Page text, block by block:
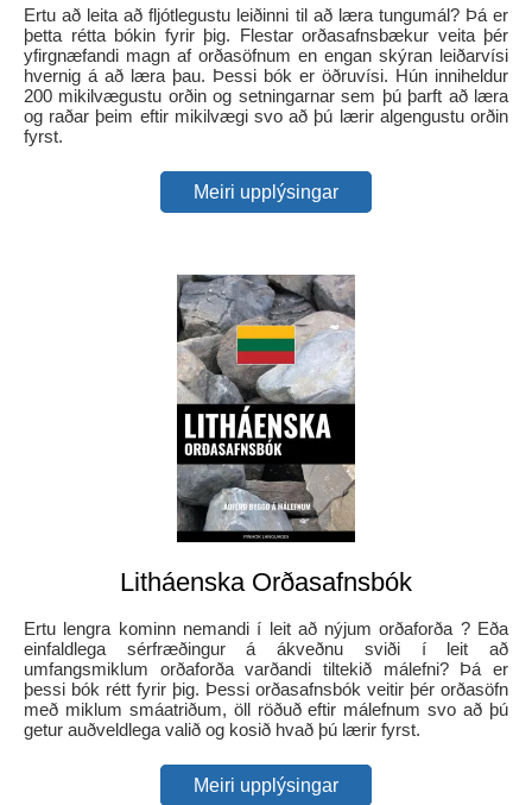
Ertu að leita að fljótlegustu leiðinni til að læra tungumál? Þá er
þetta rétta bókin fyrir þig. Flestar orðasafnsbækur veita þér
yfirgnæfandi magn af orðasöfnum en engan skýran leiðarvísi
hvernig á að læra þau. Þessi bók er öðruvísi. Hún inniheldur
200 mikilvægustu orðin og setningarnar sem þú þarft að læra
og raðar þeim eftir mikilvægi svo að þú lærir algengustu orðin
fyrst.
Meiri upplýsingar
Litháenska Orðasafnsbók
Ertu lengra kominn nemandi í leit að nýjum orðaforða ? Eða
einfaldlega sérfræðingur á ákveðnu sviði í leit að
umfangsmiklum orðaforða varðandi tiltekið málefni? Þá er
þessi bók rétt fyrir þig. Þessi orðasafnsbók veitir þér orðasöfn
með miklum smáatriðum, öll röðuð eftir málefnum svo að þú
getur auðveldlega valið og kosið hvað þú lærir fyrst.
Meiri upplýsingar